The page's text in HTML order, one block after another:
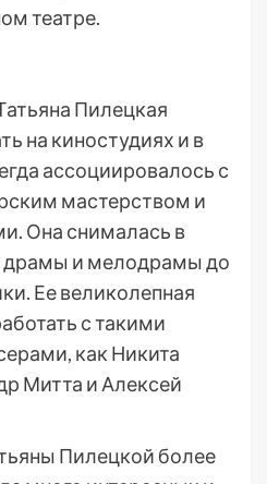
театре.
Пилецкая
на киностудиях и в
ассоциировалось с
мастерством и
Она снималась в
драмы и мелодрамы до
Ее великолепная
с такими
как Никита
Митта и Алексей
Пилецкой более